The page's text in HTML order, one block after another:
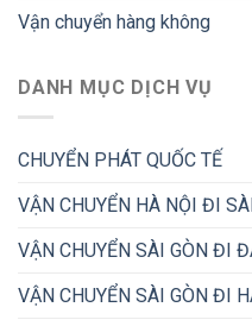
Vận chuyển hàng không
DANH MỤC DỊCH VỤ
CHUYỂN PHÁT QUỐC TẾ
VẬN CHUYỂN HÀ NỘI ĐI
VẬN CHUYỂN SÀI GÒN ĐI
VẬN CHUYỂN SÀI GÒN ĐI